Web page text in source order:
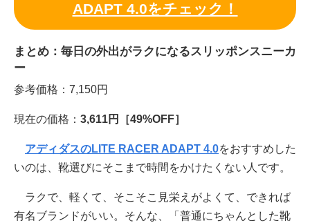
ADAPT 4.0をチェック！
まとめ：毎日の外出がラクになるスリッポンスニーカ
ー
参考価格：7,150円
現在の価格： 3,611円［49%OFF］
アディダスのLITE RACER ADAPT 4.0をおすすめした
いのは、靴選びにそこまで時間をかけたくない人です。
ラクで、軽くて、そこそこ見栄えがよくて、できれば
有名ブランドがいい。そんな、「普通にちゃんとした靴